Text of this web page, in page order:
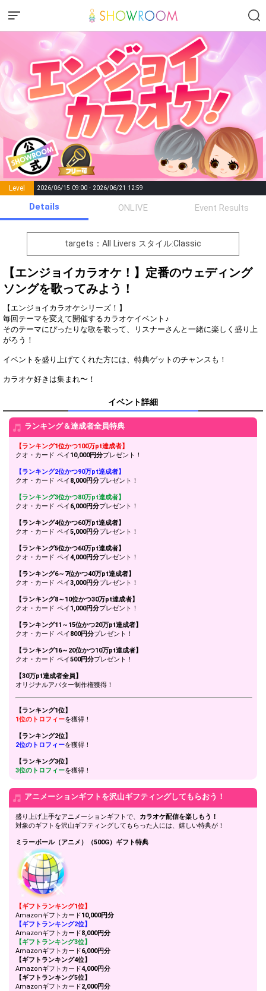
Level 2026/06/15 09:00 - 2026/06/21 12:59
Points List of Goal
number of
positions
Rema
0 Event Begins!
イベントに対する意気込みを
一言！
3 200
ギフトのお礼、コメントを見
逃していないか確認しよう！
4 400
このイベントでの目標を語ろ
う！
5
自分の自己紹介の仕方を見直
6 1200
このイベントで一番ほしいプ
8 3200
今後の配信スケジュールにつ
いて、考えてみよう！
9 4000
自分の何を知ってほしいの
か！わかりやすく、優先順位
の高いものから順に書いてみ
よう！
10 6000
スペシャルギフトのお礼コー
ルを見直してみよう！
11 8800
ビギナーバッジがついている
リスナーさんに、質問してみ
よう！
12 12000
初見バッジがついているリス
ナーさんにあだ名をつけてみ
よう！
13 20000
あなたが一番もらってみたい
ギフトは？
14 24000
テロップ機能をつかって、イ
ベント貢献ランキング1位の
リスナーさんに一言メッセー
ジを書いてみよう！
15 28000
ビギナーバッジ、初見バッジ
がついているリスナーさんが
来たときにやる、自分だけの
配信に来ているリスナーさん
18
19 48000
の中で、ニックネームの由来
が気になる人を発表しよう！
20 56000
イベント期間中にどのくらい
配信をするかを決めて、宣言
しよう！
21
有料ギフトはポイント2.5倍！
23 80000
カラオケギフトの中で、自分
う！
24 88000
ルームプロフィールに書いて
25 100000
10万pt達成！ランキング16～
20位特典獲得条件達成！
Details ONLIVE Event Results
targets：All Livers スタイル:Classic
【エンジョイカラオケ！】定番のウェディング
ソングを歌ってみよう！
【エンジョイカラオケシリーズ！】
毎回テーマを変えて開催するカラオケイベント♪
そのテーマにぴったりな歌を歌って、リスナーさんと一緒に楽しく盛り上
がろう！
イベントを盛り上げてくれた方には、特典ゲットのチャンスも！
イベント詳細
ランキング＆達成者全員特典
【ランキング1位かつ100万pt達成者】
クオ・カード ペイ 10,000円分プレゼント！
【ランキング2位かつ90万pt達成者】
クオ・カード ペイ 8,000円分プレゼント！
【ランキング3位かつ80万pt達成者】
クオ・カード ペイ 6,000円分プレゼント！
【ランキング4位かつ60万pt達成者】
クオ・カード ペイ5,000円分プレゼント！
【ランキング5位かつ60万pt達成者】
クオ・カード ペイ4,000円分プレゼント！
【ランキング6～7位かつ40万pt達成者】
クオ・カード ペイ3,000円分プレゼント！
【ランキング8～10位かつ30万pt達成者】
クオ・カード ペイ 1,000円分プレゼント！
【ランキング11～15位かつ20万pt達成者】
クオ・カード ペイ 800円分プレゼント！
【ランキング16～20位かつ10万pt達成者】
クオ・カード ペイ500円分プレゼント！
【30万pt達成者全員】
オリジナルアバター制作権獲得！
【ランキング1位】
1位のトロフィーを獲得！
【ランキング2位】
2位のトロフィーを獲得！
【ランキング3位】
3位のトロフィーを獲得！
アニメーションギフトを沢山ギフティングしてもらおう！
盛り上げ上手なアニメーションギフトで、 カラオケ配信を楽しもう！
対象のギフトを沢山ギフティングしてもらった人には、嬉しい特典が！
ミラーボール（アニメ）（500G）ギフト特典
【ギフトランキング1位】
Amazonギフトカード10,000円分
【ギフトランキング2位】
Amazonギフトカード8,000円分
【ギフトランキング3位】
Amazonギフトカード6,000円分
【ギフトランキング4位】
Amazonギフトカード4,000円分
【ギフトランキング5位】
Amazonギフトカード2,000円分